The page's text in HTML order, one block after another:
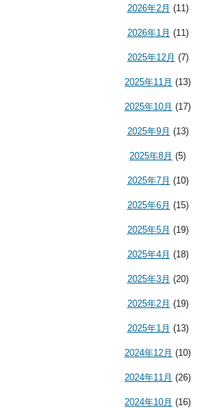
2026年2月 (11)
2026年1月 (11)
2025年12月 (7)
2025年11月 (13)
2025年10月 (17)
2025年9月 (13)
2025年8月 (5)
2025年7月 (10)
2025年6月 (15)
2025年5月 (19)
2025年4月 (18)
2025年3月 (20)
2025年2月 (19)
2025年1月 (13)
2024年12月 (10)
2024年11月 (26)
2024年10月 (16)